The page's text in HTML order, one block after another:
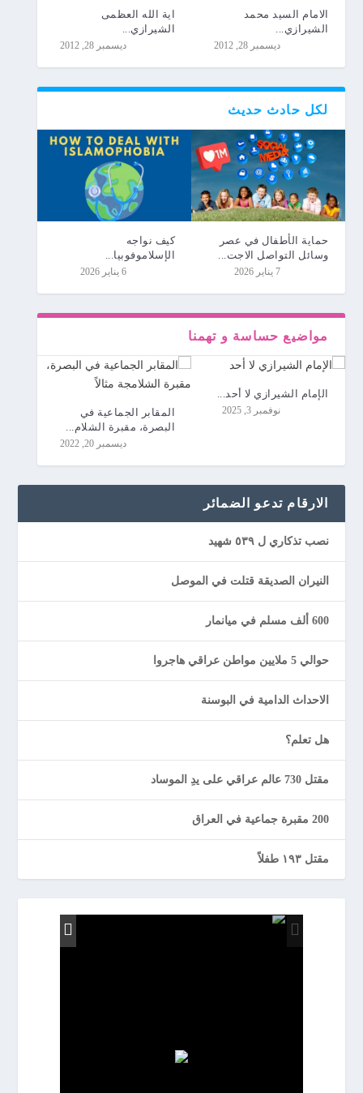
الامام السيد محمد
الشيرازي...
ديسمبر 28, 2012
اية الله العظمى
الشيرازي...
ديسمبر 28, 2012
لكل حادث حديث
حماية الأطفال في عصر
وسائل التواصل الاجت...
7 يناير 2026
كيف نواجه
الإسلاموفوبيا...
6 يناير 2026
مواضیع حساسة و تهمنا
الإمام الشيرازي لا أحد...
نوفمبر 3, 2025
المقابر الجماعية في
البصرة، مقبرة الشلام...
ديسمبر 20, 2022
الارقام تدعو الضمائر
نصب تذكاري ل ٥٣٩ شهيد
النيران الصديقة قتلت في الموصل
600 ألف مسلم في ميانمار
حوالي 5 ملايين مواطن عراقي هاجروا
الاحداث الدامية في البوسنة
هل تعلم؟
مقتل 730 عالم عراقي على يدِ الموساد
200 مقبرة جماعية في العراق
مقتل ١٩٣ طفلاً